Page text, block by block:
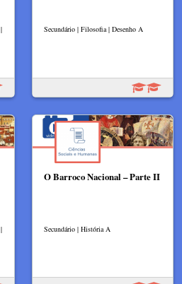
Secundário | Filosofia | Desenho A
O Barroco Nacional – Parte II
Secundário | História A